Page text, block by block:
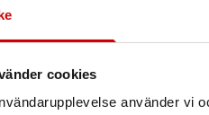
cookies
använder vi